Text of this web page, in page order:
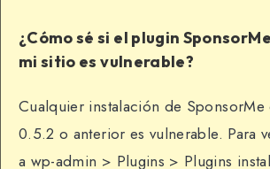
¿Cómo sé si el plugin
mi sitio es vulnerable?
Cualquier instalación de SponsorMe
0.5.2 o anterior es vulnerable. Para
a wp-admin > Plugins > Plugins